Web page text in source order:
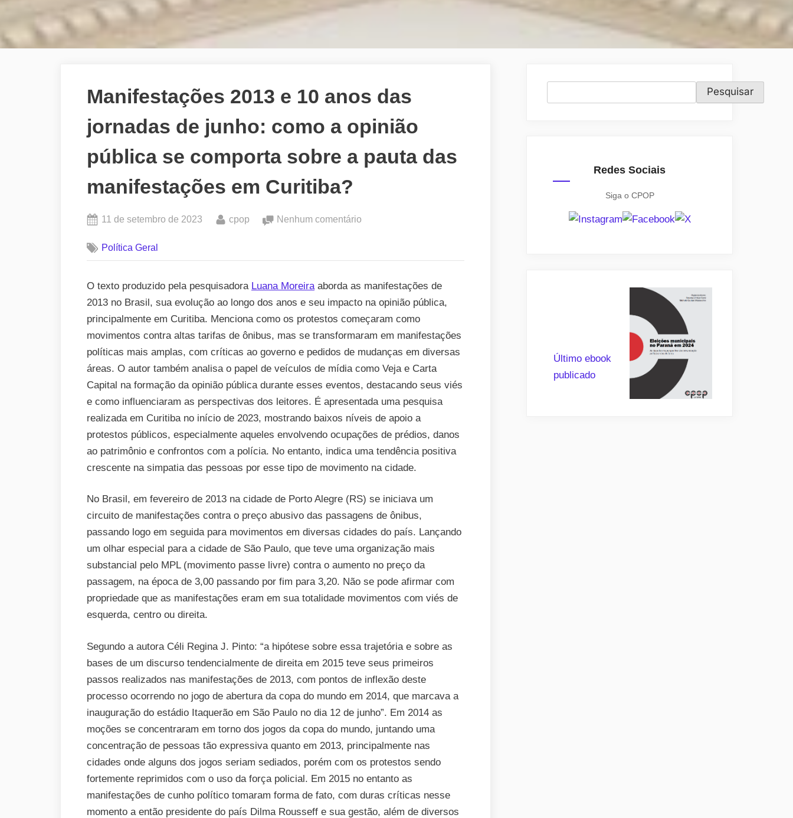
Manifestações 2013 e 10 anos das
jornadas de junho: como a opinião
pública se comporta sobre a pauta das
manifestações em Curitiba?
Posted
11 de setembro de 2023 By
cpop Nenhum comentário
10
anos
se
comporta
sobre
pauta
das
manifestações
em
Curitiba?
Política Geral
O texto produzido pela pesquisadora Luana Moreira aborda as manifestações de
2013 no Brasil, sua evolução ao longo dos anos e seu impacto na opinião pública,
principalmente em Curitiba. Menciona como os protestos começaram como
movimentos contra altas tarifas de ônibus, mas se transformaram em manifestações
políticas mais amplas, com críticas ao governo e pedidos de mudanças em diversas
áreas. O autor também analisa o papel de veículos de mídia como Veja e Carta
Capital na formação da opinião pública durante esses eventos, destacando seus viés
e como influenciaram as perspectivas dos leitores. É apresentada uma pesquisa
realizada em Curitiba no início de 2023, mostrando baixos níveis de apoio a
protestos públicos, especialmente aqueles envolvendo ocupações de prédios, danos
ao patrimônio e confrontos com a polícia. No entanto, indica uma tendência positiva
crescente na simpatia das pessoas por esse tipo de movimento na cidade.
No Brasil, em fevereiro de 2013 na cidade de Porto Alegre (RS) se iniciava um
circuito de manifestações contra o preço abusivo das passagens de ônibus,
passando logo em seguida para movimentos em diversas cidades do país. Lançando
um olhar especial para a cidade de São Paulo, que teve uma organização mais
substancial pelo MPL (movimento passe livre) contra o aumento no preço da
passagem, na época de 3,00 passando por fim para 3,20. Não se pode afirmar com
propriedade que as manifestações eram em sua totalidade movimentos com viés de
esquerda, centro ou direita.
Segundo a autora Céli Regina J. Pinto: “a hipótese sobre essa trajetória e sobre as
bases de um discurso tendencialmente de direita em 2015 teve seus primeiros
passos realizados nas manifestações de 2013, com pontos de inflexão deste
processo ocorrendo no jogo de abertura da copa do mundo em 2014, que marcava a
inauguração do estádio Itaquerão em São Paulo no dia 12 de junho”. Em 2014 as
moções se concentraram em torno dos jogos da copa do mundo, juntando uma
concentração de pessoas tão expressiva quanto em 2013, principalmente nas
cidades onde alguns dos jogos seriam sediados, porém com os protestos sendo
fortemente reprimidos com o uso da força policial. Em 2015 no entanto as
manifestações de cunho político tomaram forma de fato, com duras críticas nesse
momento a então presidente do país Dilma Rousseff e sua gestão, além de diversos
Pesquisar
Redes Sociais
Siga o CPOP
Último ebook
publicado